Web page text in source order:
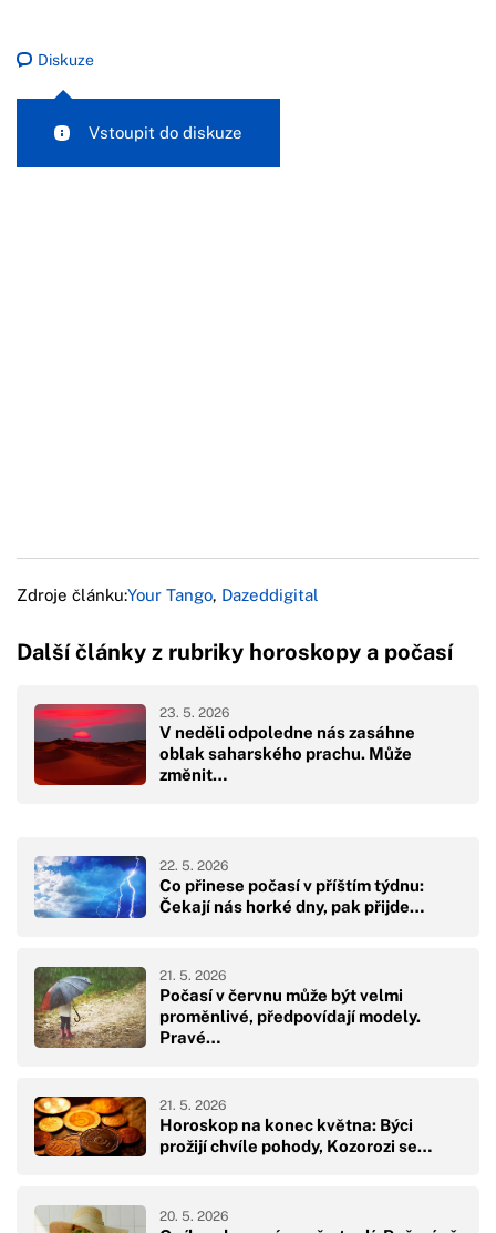
Diskuze
Vstoupit do diskuze
Zdroje článku:Your Tango, Dazeddigital
Další články z rubriky horoskopy a počasí
V neděli odpoledne nás zasáhne
oblak saharského prachu. Může
změnit…
23. 5. 2026
Co přinese počasí v příštím týdnu:
Čekají nás horké dny, pak přijde…
22. 5. 2026
Počasí v červnu může být velmi
proměnlivé, předpovídají modely.
Pravé…
21. 5. 2026
Horoskop na konec května: Býci
prožijí chvíle pohody, Kozorozi se…
21. 5. 2026
20. 5. 2026